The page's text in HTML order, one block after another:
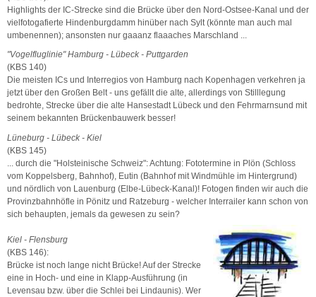
Highlights der IC-Strecke sind die Brücke über den Nord-Ostsee-Kanal und der
vielfotogafierte Hindenburgdamm hinüber nach Sylt (könnte man auch mal
umbenennen); ansonsten nur gaaanz flaaaches Marschland ...
"Vogelfluglinie" Hamburg - Lübeck - Puttgarden
(KBS 140)
Die meisten ICs und Interregios von Hamburg nach Kopenhagen verkehren ja
jetzt über den Großen Belt - uns gefällt die alte, allerdings von Stilllegung
bedrohte, Strecke über die alte Hansestadt Lübeck und den Fehrmarnsund mit
seinem bekannten Brückenbauwerk besser!
Lüneburg - Lübeck - Kiel
(KBS 145)
... durch die "Holsteinische Schweiz": Achtung: Fototermine in Plön (Schloss
vom Koppelsberg, Bahnhof), Eutin (Bahnhof mit Windmühle im Hintergrund)
und nördlich von Lauenburg (Elbe-Lübeck-Kanal)! Fotogen finden wir auch die
Provinzbahnhöfle in Pönitz und Ratzeburg - welcher Interrailer kann schon von
sich behaupten, jemals da gewesen zu sein?
Kiel - Flensburg
(KBS 146):
Brücke ist noch lange nicht Brücke! Auf der Strecke
eine in Hoch- und eine in Klapp-Ausführung (in
Levensau bzw. über die Schlei bei Lindaunis). Wer